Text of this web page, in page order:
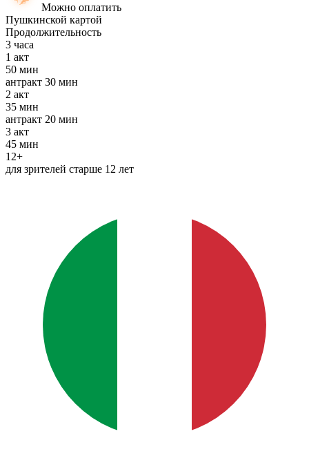
Можно оплатить
Пушкинской картой
Продолжительность
3 часа
1 акт
50 мин
антракт 30 мин
2 акт
35 мин
антракт 20 мин
3 акт
45 мин
12+
для зрителей старше 12 лет